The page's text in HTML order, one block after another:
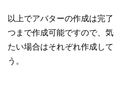
以上でアバターの作成は完
つまで作成可能ですので、
たい場合はそれぞれ作成し
う。